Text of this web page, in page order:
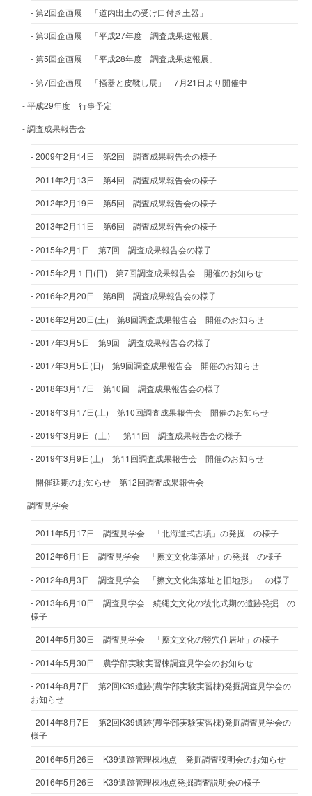
第2回企画展 「道内出土の受け口付き土器」
第3回企画展 「平成27年度 調査成果速報展」
第5回企画展 「平成28年度 調査成果速報展」
第7回企画展 「掻器と皮鞣し展」 7月21日より開催中
平成29年度 行事予定
調査成果報告会
2009年2月14日 第2回 調査成果報告会の様子
2011年2月13日 第4回 調査成果報告会の様子
2012年2月19日 第5回 調査成果報告会の様子
2013年2月11日 第6回 調査成果報告会の様子
2015年2月1日 第7回 調査成果報告会の様子
2015年2月１日(日) 第7回調査成果報告会 開催のお知らせ
2016年2月20日 第8回 調査成果報告会の様子
2016年2月20日(土) 第8回調査成果報告会 開催のお知らせ
2017年3月5日 第9回 調査成果報告会の様子
2017年3月5日(日) 第9回調査成果報告会 開催のお知らせ
2018年3月17日 第10回 調査成果報告会の様子
2018年3月17日(土) 第10回調査成果報告会 開催のお知らせ
2019年3月9日（土） 第11回 調査成果報告会の様子
2019年3月9日(土) 第11回調査成果報告会 開催のお知らせ
開催延期のお知らせ 第12回調査成果報告会
調査見学会
2011年5月17日 調査見学会 「北海道式古墳」の発掘 の様子
2012年6月1日 調査見学会 「擦文文化集落址」の発掘 の様子
2012年8月3日 調査見学会 「擦文文化集落址と旧地形」 の様子
2013年6月10日 調査見学会 続縄文文化の後北式期の遺跡発掘 の
様子
2014年5月30日 調査見学会 「擦文文化の竪穴住居址」の様子
2014年5月30日 農学部実験実習棟調査見学会のお知らせ
2014年8月7日 第2回K39遺跡(農学部実験実習棟)発掘調査見学会の
お知らせ
2014年8月7日 第2回K39遺跡(農学部実験実習棟)発掘調査見学会の
様子
2016年5月26日 K39遺跡管理棟地点 発掘調査説明会のお知らせ
2016年5月26日 K39遺跡管理棟地点発掘調査説明会の様子